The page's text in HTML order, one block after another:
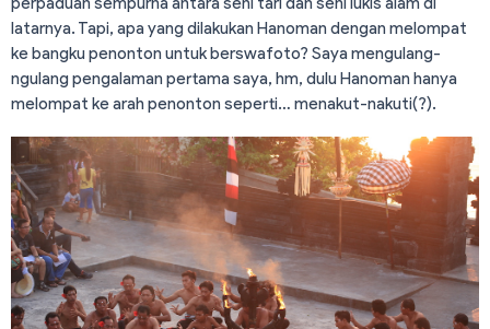
latarnya. Tapi, apa yang dilakukan Hanoman dengan melompat
ke bangku penonton untuk berswafoto? Saya mengulang-
ngulang pengalaman pertama saya, hm, dulu Hanoman hanya
melompat ke arah penonton seperti… menakut-nakuti(?).